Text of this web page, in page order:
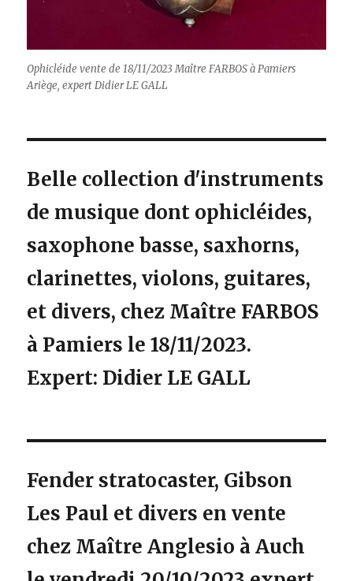
Ophicléide vente de 18/11/2023 Maître FARBOS à Pamiers
Ariège, expert Didier LE GALL
Belle collection d'instruments
de musique dont ophicléides,
saxophone basse, saxhorns,
clarinettes, violons, guitares,
et divers, chez Maître FARBOS
à Pamiers le 18/11/2023.
Expert: Didier LE GALL
Fender stratocaster, Gibson
Les Paul et divers en vente
chez Maître Anglesio à Auch